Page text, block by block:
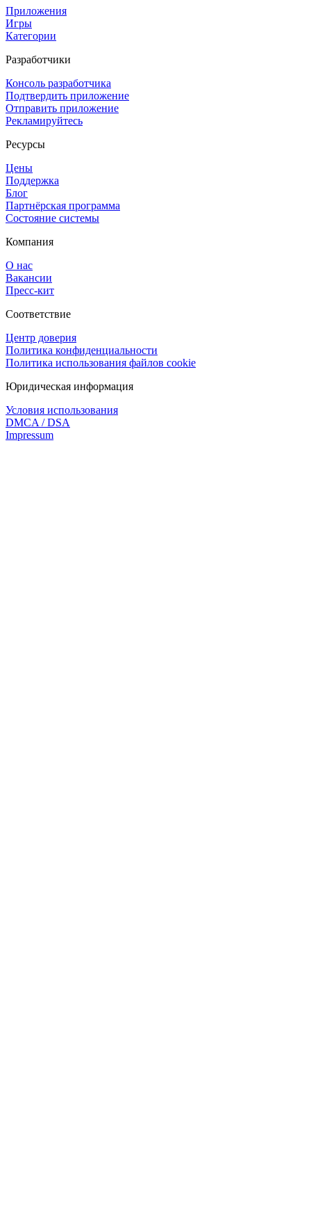
Приложения
Игры
Категории
Разработчики
Консоль разработчика
Подтвердить приложение
Отправить приложение
Рекламируйтесь
Ресурсы
Цены
Поддержка
Блог
Партнёрская программа
Состояние системы
Компания
О нас
Вакансии
Пресс-кит
Соответствие
Центр доверия
Политика конфиденциальности
Политика использования файлов cookie
Юридическая информация
Условия использования
DMCA / DSA
Impressum